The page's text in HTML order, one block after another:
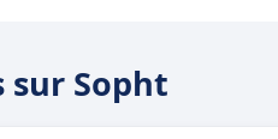
Sopht